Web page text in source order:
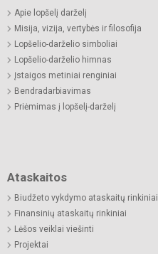
Apie lopšelį darželį
Misija, vizija, vertybės ir filosofija
Lopšelio-darželio simboliai
Lopšelio-darželio himnas
Įstaigos metiniai renginiai
Bendradarbiavimas
Priėmimas į lopšelį-darželį
Ataskaitos
Biudžeto vykdymo ataskaitų rinkiniai
Finansinių ataskaitų rinkiniai
Lėšos veiklai viešinti
Projektai